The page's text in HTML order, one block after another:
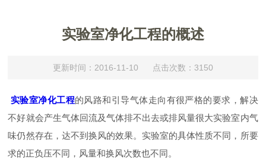
实验室净化工程的概述
更新时间：2016-11-10 点击次数：3150
实验室净化工程的风路和引导气体走向有很严格的要求，解决
不好就会产生气体回流及气体排不出去或排风量很大实验室内气
味仍然存在，达不到换风的效果。实验室的具体性质不同，所要
求的正负压不同，风量和换风次数也不同。